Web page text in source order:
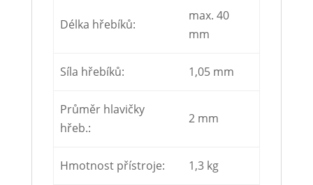
Délka hřebíků:
max. 40
mm
Síla hřebíků: 1,05 mm
Průměr hlavičky
hřeb.:
2 mm
Hmotnost přístroje: 1,3 kg